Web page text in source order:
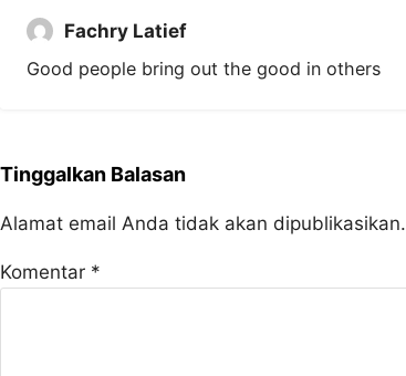
Fachry Latief
Good people bring out the good in others
Tinggalkan Balasan
Alamat email Anda tidak akan dipublikasikan.
Komentar *